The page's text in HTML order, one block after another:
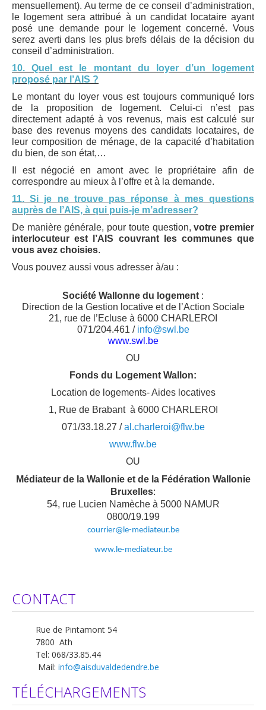
mensuellement). Au terme de ce conseil d’administration,
le logement sera attribué à un candidat locataire ayant
posé une demande pour le logement concerné. Vous
serez averti dans les plus brefs délais de la décision du
conseil d’administration.
10. Quel est le montant du loyer d’un logement
proposé par l’AIS ?
Le montant du loyer vous est toujours communiqué lors
de la proposition de logement. Celui-ci n’est pas
directement adapté à vos revenus, mais est calculé sur
base des revenus moyens des candidats locataires, de
leur composition de ménage, de la capacité d’habitation
du bien, de son état,…
Il est négocié en amont avec le propriétaire afin de
correspondre au mieux à l’offre et à la demande.
11. Si je ne trouve pas réponse à mes questions
auprès de l’AIS, à qui puis-je m’adresser?
De manière générale, pour toute question,votre premier
interlocuteur est l’AIS couvrant les communes que
vous avez choisies.
Vous pouvez aussi vous adresser à/au :
Société Wallonne du logement :
Direction de la Gestion locative et de l’Action Sociale
21, rue de l’Ecluse à 6000 CHARLEROI
071/204.461 / info@swl.be
www.swl.be
OU
Fonds du Logement Wallon:
Location de logements- Aides locatives
1, Rue de Brabant à 6000 CHARLEROI
071/33.18.27 /al.charleroi@flw.be
www.flw.be
OU
Médiateur de la Wallonie et de la Fédération Wallonie
Bruxelles:
54, rue Lucien Namèche à 5000 NAMUR
0800/19.199
courrier@le-mediateur.be
www.le-mediateur.be
CONTACT
Rue de Pintamont 54
7800 Ath
Tel: 068/33.85.44
Mail: info@aisduvaldedendre.be
TÉLÉCHARGEMENTS